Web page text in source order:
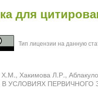
для
Тип лицензии на данную
Х.М., Хакимова Л.Р.,
УСЛОВИЯХ ПЕРВИЧНОГО